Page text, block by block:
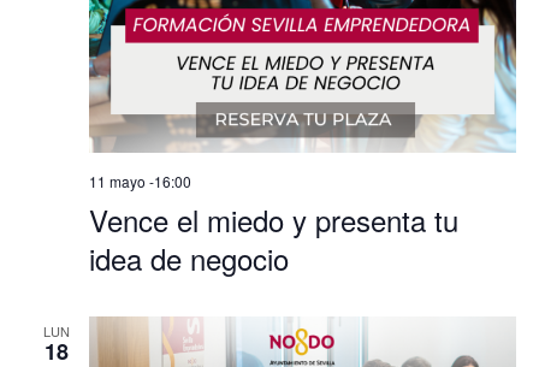
Vence el miedo y presenta tu
idea de negocio
11 mayo -16:00
LUN
18